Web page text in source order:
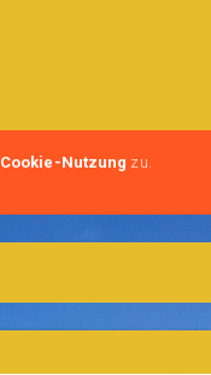
Cookie-Nutzung zu.